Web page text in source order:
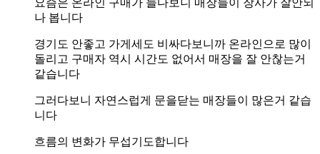
나 봅니다
경기도 안좋고 가게세도 비싸다보니까 온라인으로 많이
돌리고 구매자 역시 시간도 없어서 매장을 잘 안찮는거
같습니다
그러다보니 자연스럽게 문을닫는 매장들이 많은거 같습
니다
흐름의 변화가 무섭기도합니다